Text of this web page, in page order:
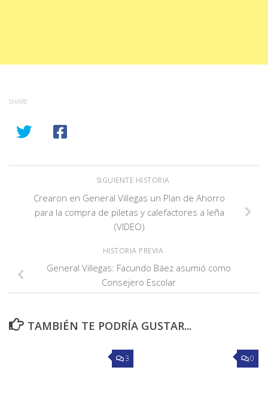
SHARE
SIGUIENTE HISTORIA
Crearon en General Villegas un Plan de Ahorro
para la compra de piletas y calefactores a leña
(VIDEO)
HISTORIA PREVIA
General Villegas: Facundo Báez asumió como
Consejero Escolar
TAMBIÉN TE PODRÍA GUSTAR...
3 0